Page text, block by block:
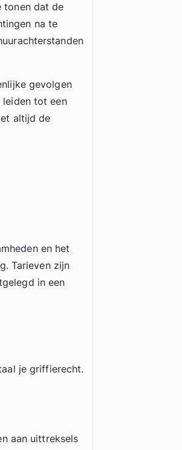
tonen dat de
na te
gevolgen
leiden tot een
altijd de
en het
Tarieven zijn
in een
je griffierecht.
aan uittreksels